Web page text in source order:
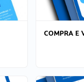
COMPRA E